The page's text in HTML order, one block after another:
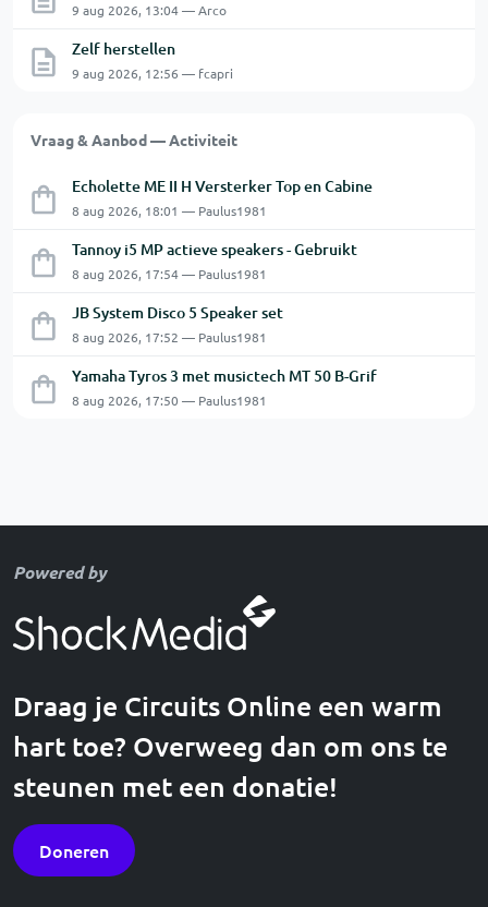
9 aug 2026, 13:04 — Arco
Zelf herstellen
9 aug 2026, 12:56 — fcapri
Vraag & Aanbod — Activiteit
Echolette ME II H Versterker Top en Cabine
8 aug 2026, 18:01 — Paulus1981
Tannoy i5 MP actieve speakers - Gebruikt
8 aug 2026, 17:54 — Paulus1981
JB System Disco 5 Speaker set
8 aug 2026, 17:52 — Paulus1981
Yamaha Tyros 3 met musictech MT 50 B-Grif
8 aug 2026, 17:50 — Paulus1981
Powered by
Draag je Circuits Online een warm
hart toe? Overweeg dan om ons te
steunen met een donatie!
Doneren